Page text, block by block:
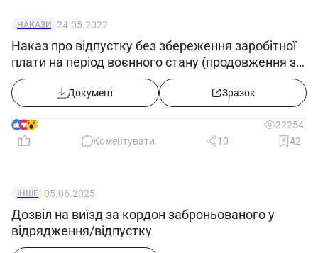
НАКАЗИ 24.05.2022
Наказ про відпустку без збереження заробітної
плати на період воєнного стану (продовження з
25.05.2022)
Документ Зразок
8
22254
Коментувати
10 42
ІНШЕ 05.06.2025
Дозвіл на виїзд за кордон заброньованого у
відрядження/відпустку